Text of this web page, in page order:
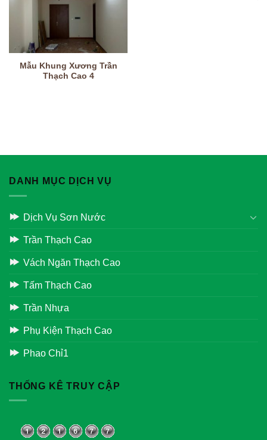
Mẫu Khung Xương Trần
Thạch Cao 4
DANH MỤC DỊCH VỤ
Dịch Vụ Sơn Nước
Trần Thạch Cao
Vách Ngăn Thạch Cao
Tấm Thạch Cao
Trần Nhựa
Phụ Kiện Thạch Cao
Phao Chỉ1
THỐNG KÊ TRUY CẬP